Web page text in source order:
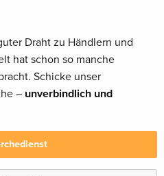
Draht zu Händlern und
hat schon so manche
Schicke unser
– unverbindlich und